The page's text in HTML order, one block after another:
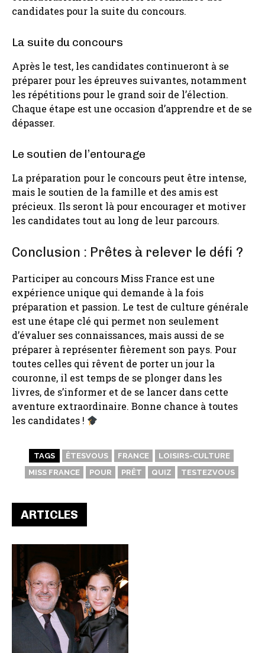
candidates pour la suite du concours.
La suite du concours
Après le test, les candidates continueront à se
préparer pour les épreuves suivantes, notamment
les répétitions pour le grand soir de l’élection.
Chaque étape est une occasion d’apprendre et de se
dépasser.
Le soutien de l’entourage
La préparation pour le concours peut être intense,
mais le soutien de la famille et des amis est
précieux. Ils seront là pour encourager et motiver
les candidates tout au long de leur parcours.
Conclusion : Prêtes à relever le défi ?
Participer au concours Miss France est une
expérience unique qui demande à la fois
préparation et passion. Le test de culture générale
est une étape clé qui permet non seulement
d’évaluer ses connaissances, mais aussi de se
préparer à représenter fièrement son pays. Pour
toutes celles qui rêvent de porter un jour la
couronne, il est temps de se plonger dans les
livres, de s’informer et de se lancer dans cette
aventure extraordinaire. Bonne chance à toutes
les candidates !
TAGS ÊTESVOUS FRANCE
LOISIRS-CULTURE
MISS FRANCE
POUR PRÊT QUIZ TESTEZVOUS
ARTICLES